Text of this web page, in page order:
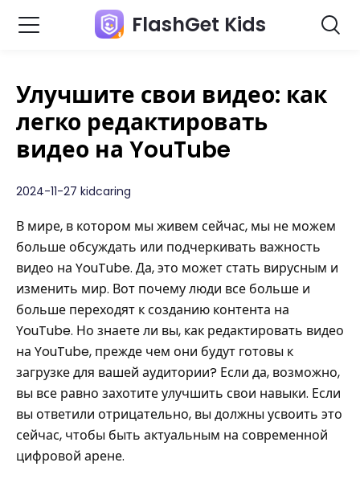
FlashGet Kids
Улучшите свои видео: как
легко редактировать
видео на YouTube
2024-11-27 kidcaring
В мире, в котором мы живем сейчас, мы не можем
больше обсуждать или подчеркивать важность
видео на YouTube. Да, это может стать вирусным и
изменить мир. Вот почему люди все больше и
больше переходят к созданию контента на
YouTube. Но знаете ли вы, как редактировать видео
на YouTube, прежде чем они будут готовы к
загрузке для вашей аудитории? Если да, возможно,
вы все равно захотите улучшить свои навыки. Если
вы ответили отрицательно, вы должны усвоить это
сейчас, чтобы быть актуальным на современной
цифровой арене.